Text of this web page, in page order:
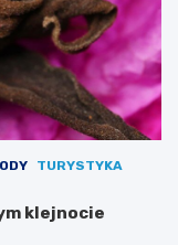
TURYSTYKA
klejnocie